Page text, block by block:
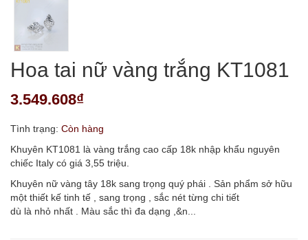
Hoa tai nữ vàng trắng KT1081
3.549.608₫
Tình trạng: Còn hàng
Khuyên KT1081 là vàng trắng cao cấp 18k nhập khẩu nguyên
chiếc Italy có giá 3,55 triệu.
Khuyên nữ vàng tây 18k sang trọng quý phái . Sản phẩm sở hữu
một thiết kế tinh tế , sang trọng , sắc nét từng chi tiết
dù là nhỏ nhất . Màu sắc thì đa dạng ,&n...